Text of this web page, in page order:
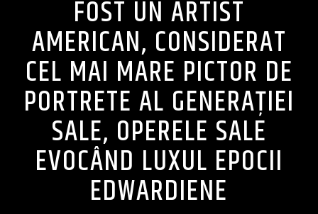
FOST UN ARTIST
AMERICAN, CONSIDERAT
CEL MAI MARE PICTOR DE
PORTRETE AL GENERAȚIEI
SALE, OPERELE SALE
EVOCÂND LUXUL EPOCII
EDWARDIENE